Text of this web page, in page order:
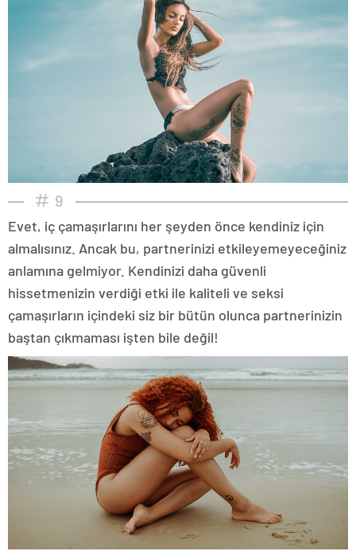
9
Evet, iç çamaşırlarını her şeyden önce kendiniz için
almalısınız. Ancak bu, partnerinizi etkileyemeyeceğiniz
anlamına gelmiyor. Kendinizi daha güvenli
hissetmenizin verdiği etki ile kaliteli ve seksi
çamaşırların içindeki siz bir bütün olunca partnerinizin
baştan çıkmaması işten bile değil!